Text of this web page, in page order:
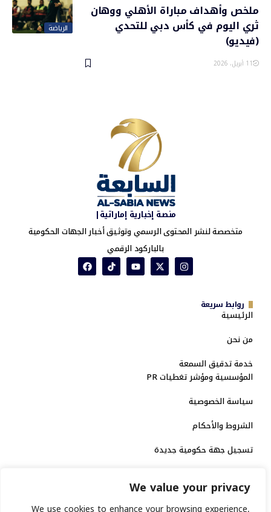
We value your privacy
الرياضة
ملخص وأهداف مباراة الأهلي ووهان
ثري اليوم في كأس دبي للتحدي
(فيديو)
11 أبريل، 2026
منصة إخبارية إماراتية|
متخصصة لنشر المحتوى الرسمي وتوثيق أخبار الجهات الحكومية
بالباركود الرقمي
روابط سريعة
الرئيسية
من نحن
خدمة تدقيق السمعة
المؤسسية ومؤشر تغطيات PR
سياسة الخصوصية
الشروط والأحكام
تسجيل جهة حكومية جديدة
منصة إخبارية مرخصة